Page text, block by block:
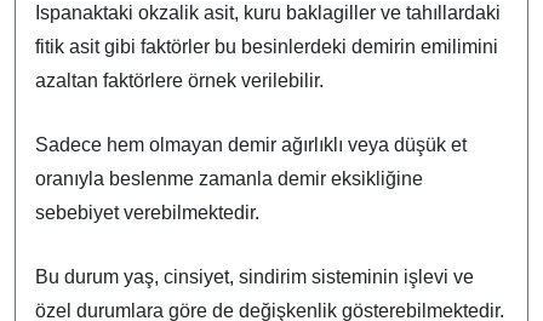
Ispanaktaki okzalik asit, kuru baklagiller ve tahıllardaki
fitik asit gibi faktörler bu besinlerdeki demirin emilimini
azaltan faktörlere örnek verilebilir.
Sadece hem olmayan demir ağırlıklı veya düşük et
oranıyla beslenme zamanla demir eksikliğine
sebebiyet verebilmektedir.
Bu durum yaş, cinsiyet, sindirim sisteminin işlevi ve
özel durumlara göre de değişkenlik gösterebilmektedir.